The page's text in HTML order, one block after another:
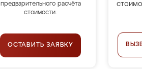
предварительного расчёта
стоимости.
ОСТАВИТЬ ЗАЯВКУ